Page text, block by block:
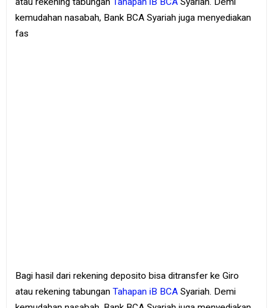
kemudahan nasabah, Bank BCA Syariah juga menyediakan
fas
Bagi hasil dari rekening deposito bisa ditransfer ke Giro
atau rekening tabungan Tahapan iB BCA Syariah. Demi